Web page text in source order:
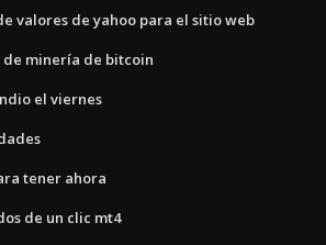
valores de yahoo para el sitio web
minería de bitcoin
el viernes
tener ahora
de un clic mt4